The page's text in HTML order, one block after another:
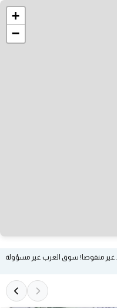
+
−
غير منقوصا! سوق العرب غير مسؤولة